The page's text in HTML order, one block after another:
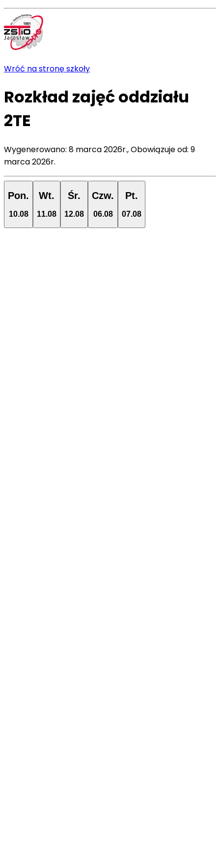
Wróć na stronę szkoły
Rozkład zajęćoddziału
2TE
Wygenerowano: 8 marca 2026r.,Obowiązuje od: 9
marca 2026r.
Pon.
10.08
Wt.
11.08
Śr.
12.08
Czw.
06.08
Pt.
07.08